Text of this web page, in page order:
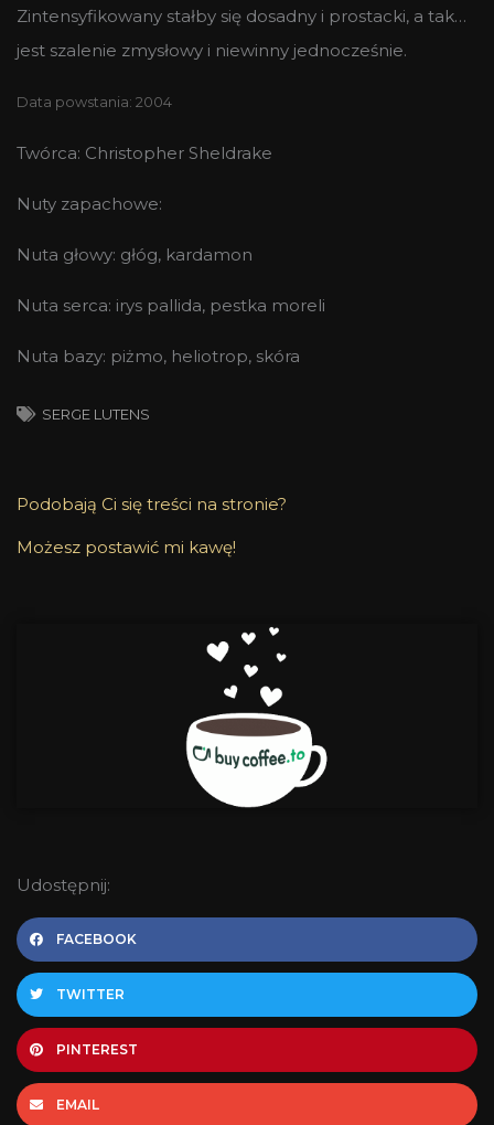
Zintensyfikowany stałby się dosadny i prostacki, a tak…
jest szalenie zmysłowy i niewinny jednocześnie.
Data powstania: 2004
Twórca: Christopher Sheldrake
Nuty zapachowe:
Nuta głowy: głóg, kardamon
Nuta serca: irys pallida, pestka moreli
Nuta bazy: piżmo, heliotrop, skóra
SERGE LUTENS
Podobają Ci się treści na stronie?
Możesz postawić mi kawę!
Udostępnij:
FACEBOOK
TWITTER
PINTEREST
EMAIL